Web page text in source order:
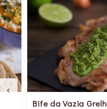
Bife da Vazia